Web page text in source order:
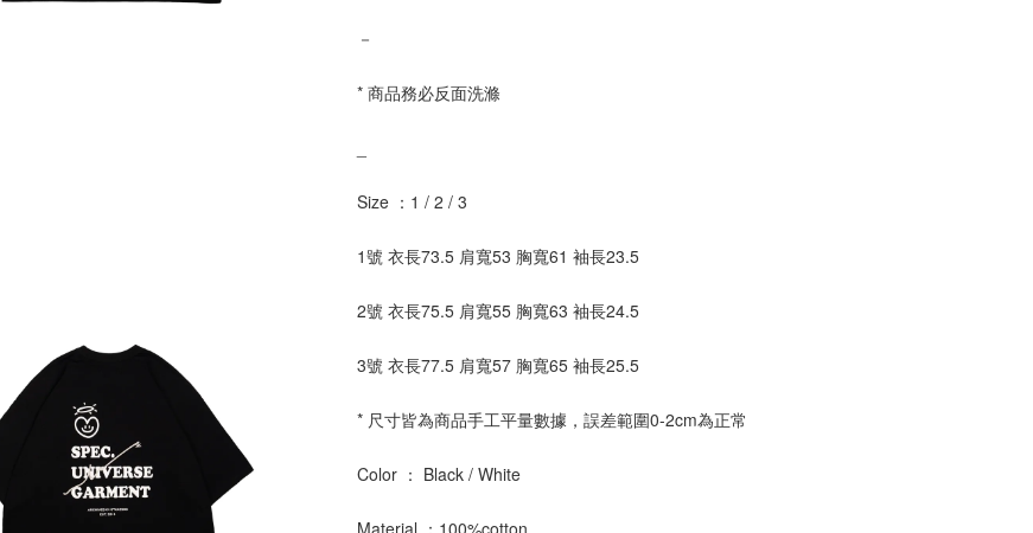
－
* 商品務必反面洗滌
Size ：1 / 2 / 3
1號 衣長73.5 肩寬53 胸寬61 袖長23.5
2號 衣長75.5 肩寬55 胸寬63 袖長24.5
3號 衣長77.5 肩寬57 胸寬65 袖長25.5
* 尺寸皆為商品手工平量數據，誤差範圍0-2cm為正常
Color ： Black / White
Material ：100%cotton